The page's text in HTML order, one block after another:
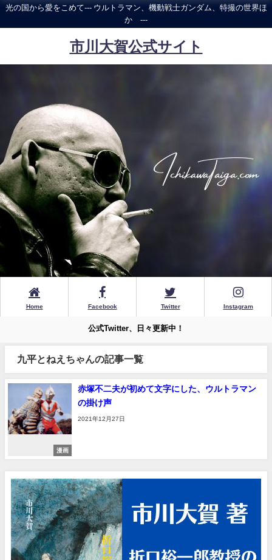
光の国から愛をこめて--- ウルトラマン、機動戦士ガンダム、特撮の世界ほ
か ---
市川大賀公式サイト
Home Facebook Twitter Instagram
公式Twitter、日々更新中！
九平とねえちゃんの記事一覧
漫画
赤塚不二夫が初めて文字にした、ウルトラマン
の掛け声
2021年12月27日